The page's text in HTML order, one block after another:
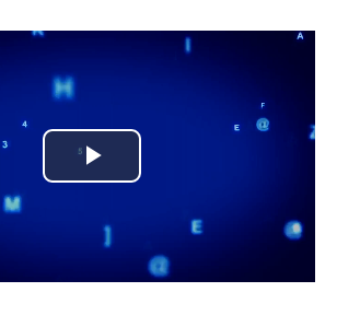
Play
Video